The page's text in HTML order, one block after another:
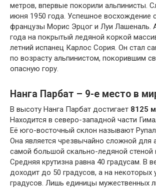
метров, впервые покорили альпинисты.
июня 1950 года. Успешное восхождение
французы Морис Эрцог и Луи Лашеналь.
года на покрытый ледяной коркой
летний испанец Карлос Сория. Он стал
по возрасту альпинистом, покорившим
опасную гору.
Нанга Парбат – 9-е место в
В высоту Нанга Парбат достигает 8125
Находится в северо-западной части
Её юго-восточный склон называют
Она является чрезвычайно сложной для
самой большой скально-ледяной стеной
Средняя крутизна равна 40 градусам. В
доходит до 50 градусов, а на некоторых
градусов. Лишь единицы мужественных